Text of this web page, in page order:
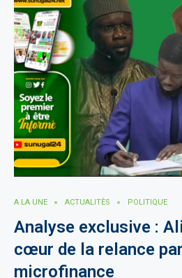
A LA UNE ACTUALITÈS POLITIQUE
Analyse exclusive :
cœur de la relance
microfinance